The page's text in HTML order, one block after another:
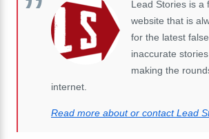
Lead Stories is a
website that is
for the latest
inaccurate
making the
internet.
Read more about or contact Lead